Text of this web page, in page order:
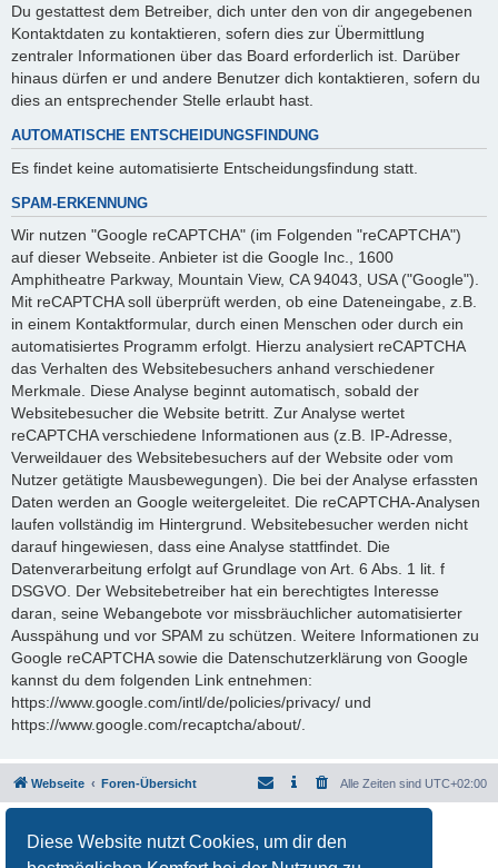
Diese Website nutzt Cookies, um dir den
Du gestattest dem Betreiber, dich unter den von dir angegebenen
Kontaktdaten zu kontaktieren, sofern dies zur Übermittlung
zentraler Informationen über das Board erforderlich ist. Darüber
hinaus dürfen er und andere Benutzer dich kontaktieren, sofern du
dies an entsprechender Stelle erlaubt hast.
AUTOMATISCHE ENTSCHEIDUNGSFINDUNG
Es findet keine automatisierte Entscheidungsfindung statt.
SPAM-ERKENNUNG
Wir nutzen "Google reCAPTCHA" (im Folgenden "reCAPTCHA")
auf dieser Webseite. Anbieter ist die Google Inc., 1600
Amphitheatre Parkway, Mountain View, CA 94043, USA ("Google").
Mit reCAPTCHA soll überprüft werden, ob eine Dateneingabe, z.B.
in einem Kontaktformular, durch einen Menschen oder durch ein
automatisiertes Programm erfolgt. Hierzu analysiert reCAPTCHA
das Verhalten des Websitebesuchers anhand verschiedener
Merkmale. Diese Analyse beginnt automatisch, sobald der
Websitebesucher die Website betritt. Zur Analyse wertet
reCAPTCHA verschiedene Informationen aus (z.B. IP-Adresse,
Verweildauer des Websitebesuchers auf der Website oder vom
Nutzer getätigte Mausbewegungen). Die bei der Analyse erfassten
Daten werden an Google weitergeleitet. Die reCAPTCHA-Analysen
laufen vollständig im Hintergrund. Websitebesucher werden nicht
darauf hingewiesen, dass eine Analyse stattfindet. Die
Datenverarbeitung erfolgt auf Grundlage von Art. 6 Abs. 1 lit. f
DSGVO. Der Websitebetreiber hat ein berechtigtes Interesse
daran, seine Webangebote vor missbräuchlicher automatisierter
Ausspähung und vor SPAM zu schützen. Weitere Informationen zu
Google reCAPTCHA sowie die Datenschutzerklärung von Google
kannst du dem folgenden Link entnehmen:
https://www.google.com/intl/de/policies/privacy/ und
https://www.google.com/recaptcha/about/.
Webseite Foren-Übersicht Alle Zeiten sind UTC+02:00
Deutsche Übersetzung durchphpBB.de
Datenschutz|Nutzungsbedingungen